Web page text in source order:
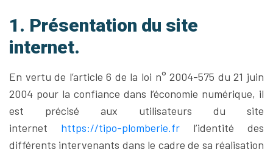
1. Présentation du site
internet.
En vertu de l’article 6 de la loi n° 2004-575 du 21 juin
2004 pour la confiance dans l’économie numérique, il
est précisé aux utilisateurs du site
internet
https://tipo-plomberie.fr
l’identité des
différents intervenants dans le cadre de sa réalisation